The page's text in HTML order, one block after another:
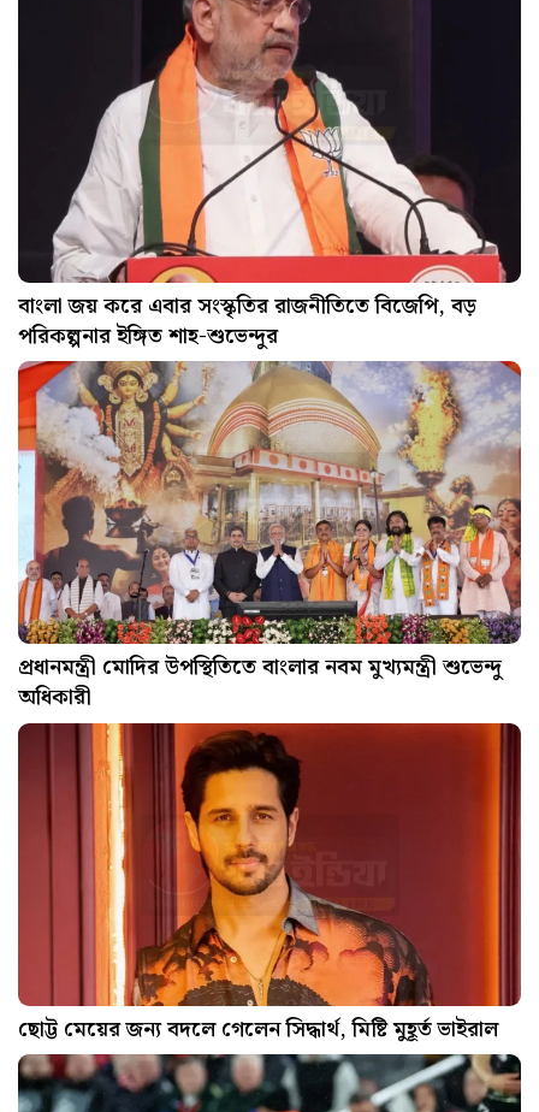
বাংলা জয় করে এবার সংস্কৃতির রাজনীতিতে বিজেপি, বড়
পরিকল্পনার ইঙ্গিত শাহ-শুভেন্দুর
প্রধানমন্ত্রী মোদির উপস্থিতিতে বাংলার নবম মুখ্যমন্ত্রী শুভেন্দু
অধিকারী
ছোট্ট মেয়ের জন্য বদলে গেলেন সিদ্ধার্থ, মিষ্টি মুহূর্ত ভাইরাল